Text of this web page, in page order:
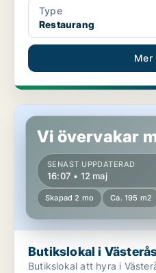
Type
Restaurang
Mer
Butikslokal i Västerås
Vi övervakar
SENAST UPPDATERAD
16:07 • 12 maj
Skapad 2 mo Ca. 195 m2
Butikslokal i
Butikslokal att hyra i